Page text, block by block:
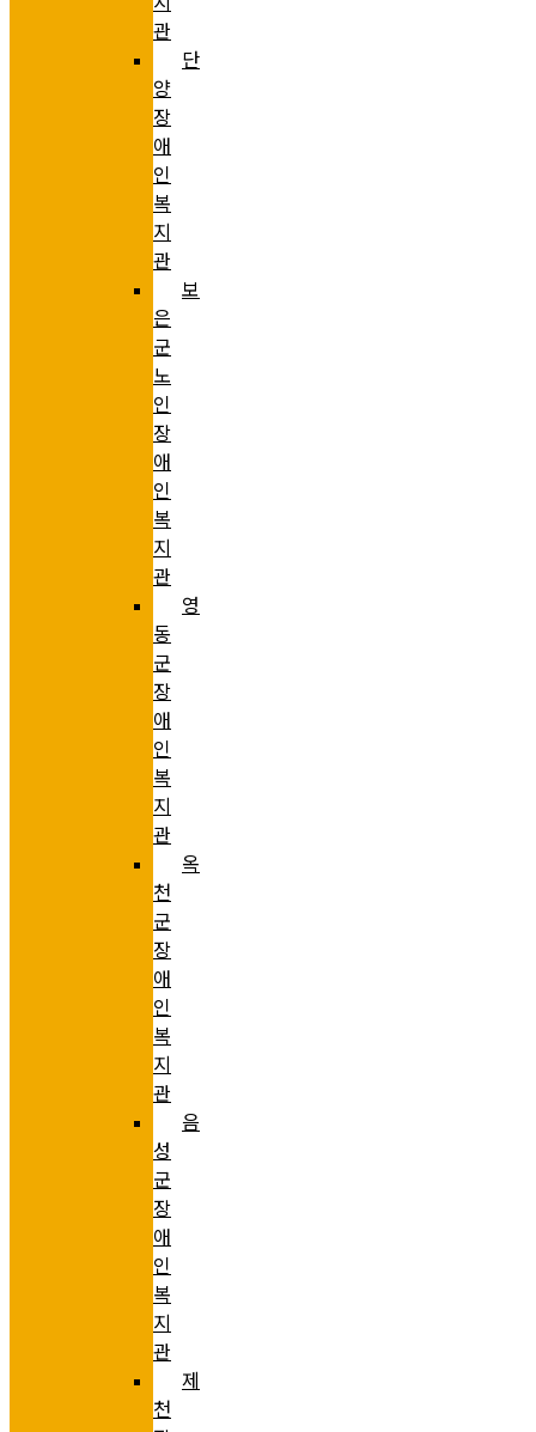
관
단
양
장
애
인
복
지
관
보
은
군
노
인
장
애
인
복
지
관
영
동
군
장
애
인
복
지
관
옥
천
군
장
애
인
복
지
관
음
성
군
장
애
인
복
지
관
제
천